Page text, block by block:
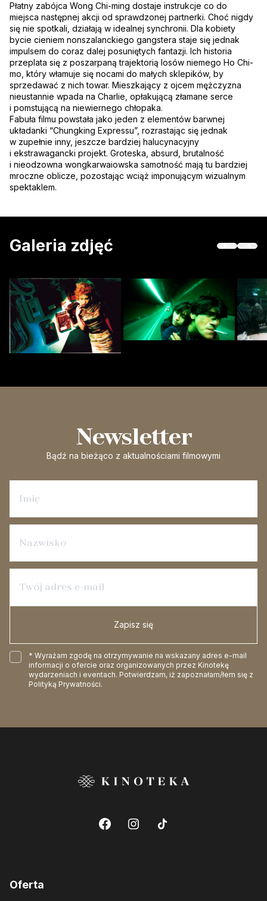
Płatny zabójca Wong Chi-ming dostaje instrukcje co do
miejsca następnej akcji od sprawdzonej partnerki. Choć nigdy
się nie spotkali, działają w idealnej synchronii. Dla kobiety
bycie cieniem nonszalanckiego gangstera staje się jednak
impulsem do coraz dalej posuniętych fantazji. Ich historia
przeplata się z poszarpaną trajektorią losów niemego Ho Chi-
mo, który włamuje się nocami do małych sklepików, by
sprzedawać z nich towar. Mieszkający z ojcem mężczyzna
nieustannie wpada na Charlie, opłakującą złamane serce
i pomstującą na niewiernego chłopaka.
Fabuła filmu powstała jako jeden z elementów barwnej
układanki “Chungking Expressu”, rozrastając się jednak
w zupełnie inny, jeszcze bardziej halucynacyjny
i ekstrawagancki projekt. Groteska, absurd, brutalność
i nieodzowna wongkarwaiowska samotność mają tu bardziej
mroczne oblicze, pozostając wciąż imponującym wizualnym
spektaklem.
Galeria zdjęć
Newsletter
Bądź na bieżąco z aktualnościami filmowymi
Zapisz się
* Wyrażam zgodę na otrzymywanie na wskazany adres e-mail
informacji o ofercie oraz organizowanych przez Kinotekę
wydarzeniach i eventach. Potwierdzam, iż zapoznałam/łem się z
Polityką Prywatności.
Oferta